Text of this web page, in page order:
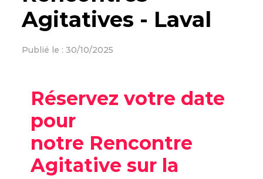
Agitatives - Laval
Publié le : 30/10/2025
Réservez votre date
pour
notre Rencontre
Agitative sur la